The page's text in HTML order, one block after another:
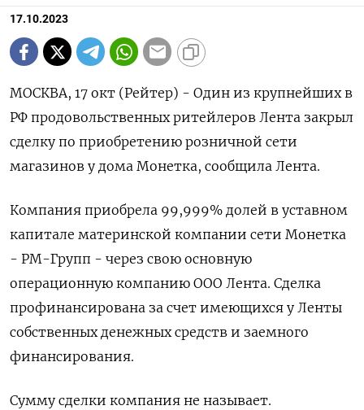
17.10.2023
МОСКВА, 17 окт (Рейтер) - Один из крупнейших в
РФ продовольственных ритейлеров Лента закрыл
сделку по приобретению розничной сети
магазинов у дома Монетка, сообщила Лента.
Компания приобрела 99,999% долей в уставном
капитале материнской компании сети Монетка
- РМ-Групп - через свою основную
операционную компанию ООО Лента. Сделка
профинансирована за счет имеющихся у Ленты
собственных денежных средств и заемного
финансирования.
Сумму сделки компания не называет.